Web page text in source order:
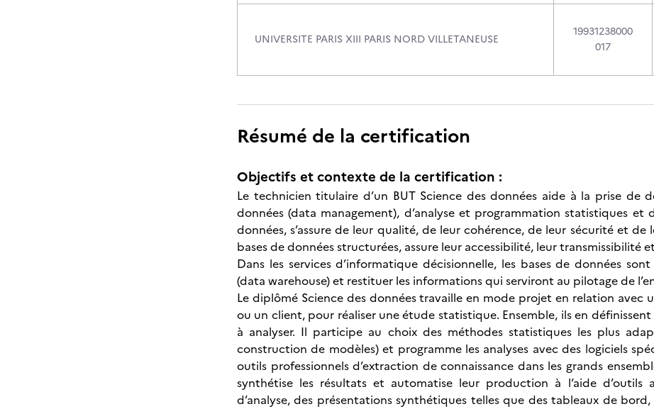
UNIVERSITE PARIS XIII PARIS NORD VILLETANEUSE
19931238000
017
Résumé de la certification
Objectifs et contexte de la certification :
Le technicien titulaire d’un BUT Science des données aide à la prise de
données (data management), d’analyse et programmation statistiques
données, s’assure de leur qualité, de leur cohérence, de leur sécurité et
bases de données structurées, assure leur accessibilité, leur transmissibilité
Dans les services d’informatique décisionnelle, les bases de données
(data warehouse) et restituer les informations qui serviront au pilotage de
Le diplômé Science des données travaille en mode projet en relation avec
ou un client, pour réaliser une étude statistique. Ensemble, ils en
à analyser. Il participe au choix des méthodes statistiques les plus
construction de modèles) et programme les analyses avec des logiciels
outils professionnels d’extraction de connaissance dans les grands
synthétise les résultats et automatise leur production à l’aide d’outils
d’analyse, des présentations synthétiques telles que des tableaux de